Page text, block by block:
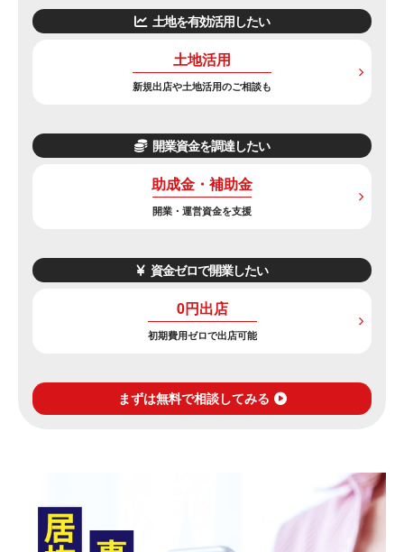
土地を有効活用したい
土地活用
新規出店や土地活用のご相談も
開業資金を調達したい
助成金・補助金
開業・運営資金を支援
資金ゼロで開業したい
0円出店
初期費用ゼロで出店可能
まずは無料で相談してみる